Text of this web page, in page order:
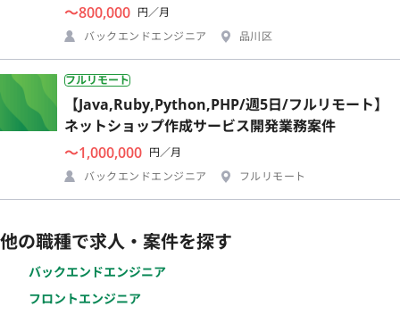
〜800,000 円／月
バックエンドエンジニア
品川区
フルリモート
【Java,Ruby,Python,PHP/週5日/フルリモート】
ネットショップ作成サービス開発業務案件
〜1,000,000 円／月
バックエンドエンジニア
フルリモート
他の職種で求人・案件を探す
バックエンドエンジニア
フロントエンジニア